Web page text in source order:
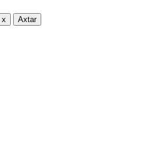
x Axtar